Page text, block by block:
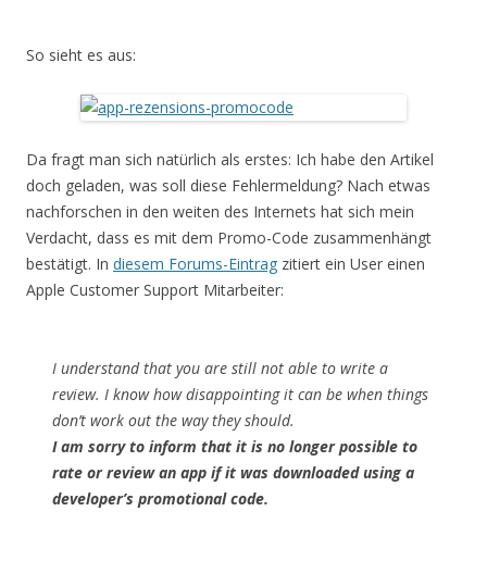
So sieht es aus:
Da fragt man sich natürlich als erstes: Ich habe den Artikel
doch geladen, was soll diese Fehlermeldung? Nach etwas
nachforschen in den weiten des Internets hat sich mein
Verdacht, dass es mit dem Promo-Code zusammenhängt
bestätigt. In diesem Forums-Eintrag zitiert ein User einen
Apple Customer Support Mitarbeiter:
I understand that you are still not able to write a
review. I know how disappointing it can be when things
don’t work out the way they should.
I am sorry to inform that it is no longer possible to
rate or review an app if it was downloaded using a
developer’s promotional code.